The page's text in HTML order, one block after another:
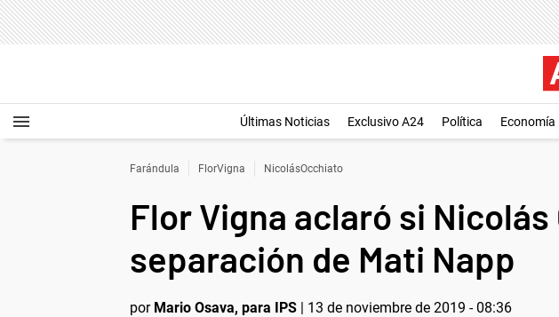
Últimas Noticias Exclusivo A24 Política Economía
Farándula FlorVigna NicolásOcchiato
Flor Vigna aclaró si
separación de Mati Napp
por Mario Osava, para IPS | 13 de noviembre de 2019 - 08:36